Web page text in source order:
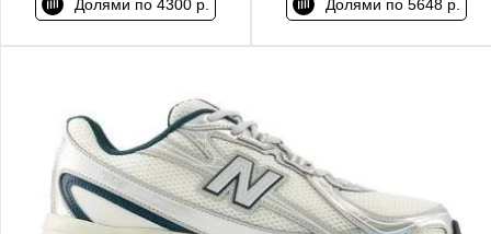
Долями по 4300 р. Долями по 5648 р.